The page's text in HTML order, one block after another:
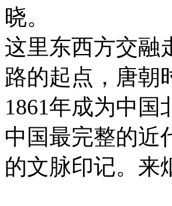
晓。
这里东西方交融
路的起点，唐朝
1861年成为中
中国最完整的近
的文脉印记。来